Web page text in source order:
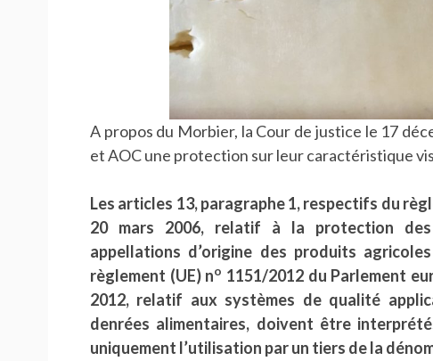
A propos du Morbier, la Cour de justice le 17
et AOC une protection sur leur caractéristique
Les articles 13, paragraphe 1, respectifs du
20 mars 2006, relatif à la protection
appellations d’origine des produits
règlement (UE) no 1151/2012 du Parlement
2012, relatif aux systèmes de qualité
denrées alimentaires, doivent être
uniquement l’utilisation par un tiers de la